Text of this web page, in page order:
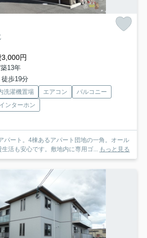
円
13年
歩19分
洗濯機置場 エアコン
バルコニー
ンターホン
パート。4棟あるアパート団地の一角。オール
活も安心です。敷地内に専用ゴ... もっと見る